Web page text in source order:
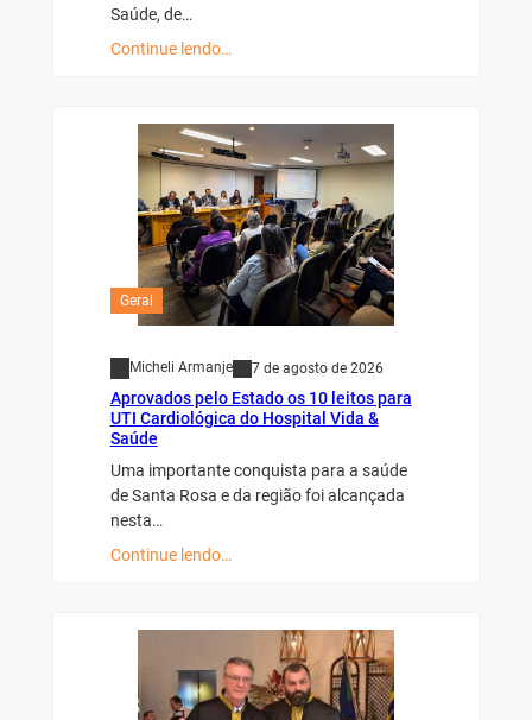
Saúde, de…
Continue lendo…
Geral
Micheli Armanje 7 de agosto de 2026
Aprovados pelo Estado os 10 leitos para
UTI Cardiológica do Hospital Vida &
Saúde
Uma importante conquista para a saúde
de Santa Rosa e da região foi alcançada
nesta…
Continue lendo…